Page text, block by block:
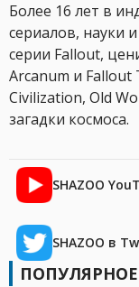
Более 16 лет в
сериалов, науки
серии Fallout,
Arcanum и Fallout
Civilization, Old
загадки космоса.
SHAZOO
SHAZOO в